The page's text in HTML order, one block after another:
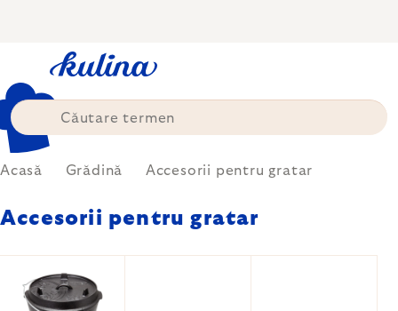
Acasă Grădină Accesorii pentru gratar
Accesorii pentru gratar